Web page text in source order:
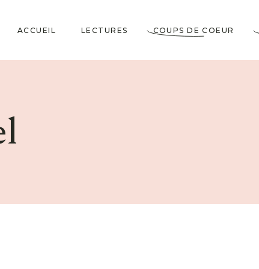
ACCUEIL LECTURES COUPS DE COEUR